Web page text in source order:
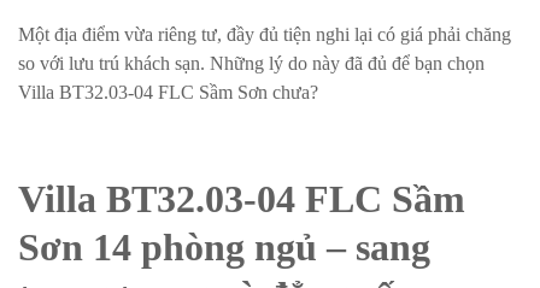
Một địa điểm vừa riêng tư, đầy đủ tiện nghi lại có giá phải chăng
so với lưu trú khách sạn. Những lý do này đã đủ để bạn chọn
Villa BT32.03-04 FLC Sầm Sơn chưa?
Villa BT32.03-04 FLC Sầm
Sơn 14 phòng ngủ – sang